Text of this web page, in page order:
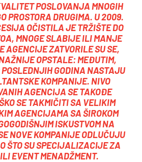
POSLOVANJA MNOGIH
PROSTORA DRUGIMA. U 2009.
OČISTILA JE TRŽIŠTE DO
MNOGE SLABIJE ILI MANJE
AGENCIJE ZATVORILE SU SE,
OPSTALE: MEĐUTIM,
POSLEDNJIH GODINA NASTAJU
KOMPANIJE. NIVO
AGENCIJA SE TAKOĐE
SE TAKMIČITI SA VELIKIM
AGENCIJAMA SA ŠIROKOM
ISKUSTVOM NA
NOVE KOMPANIJE ODLUČUJU
ŠTO SU SPECIJALIZACIJE ZA
EVENT MENADŽMENT.